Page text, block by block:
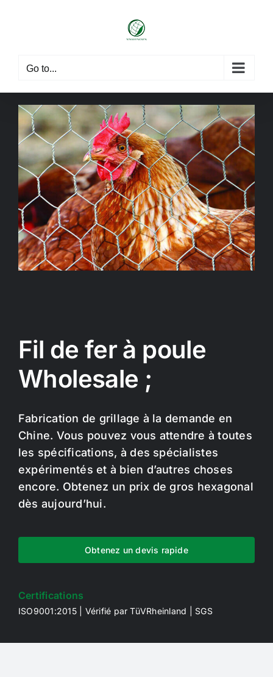
Go to...
Fil de fer à poule
Wholesale ;
Fabrication de grillage à la demande en
Chine. Vous pouvez vous attendre à toutes
les spécifications, à des spécialistes
expérimentés et à bien d’autres choses
encore. Obtenez un prix de gros hexagonal
dès aujourd’hui.
Obtenez un devis rapide
Certifications
ISO9001:2015 | Vérifié par TüVRheinland | SGS